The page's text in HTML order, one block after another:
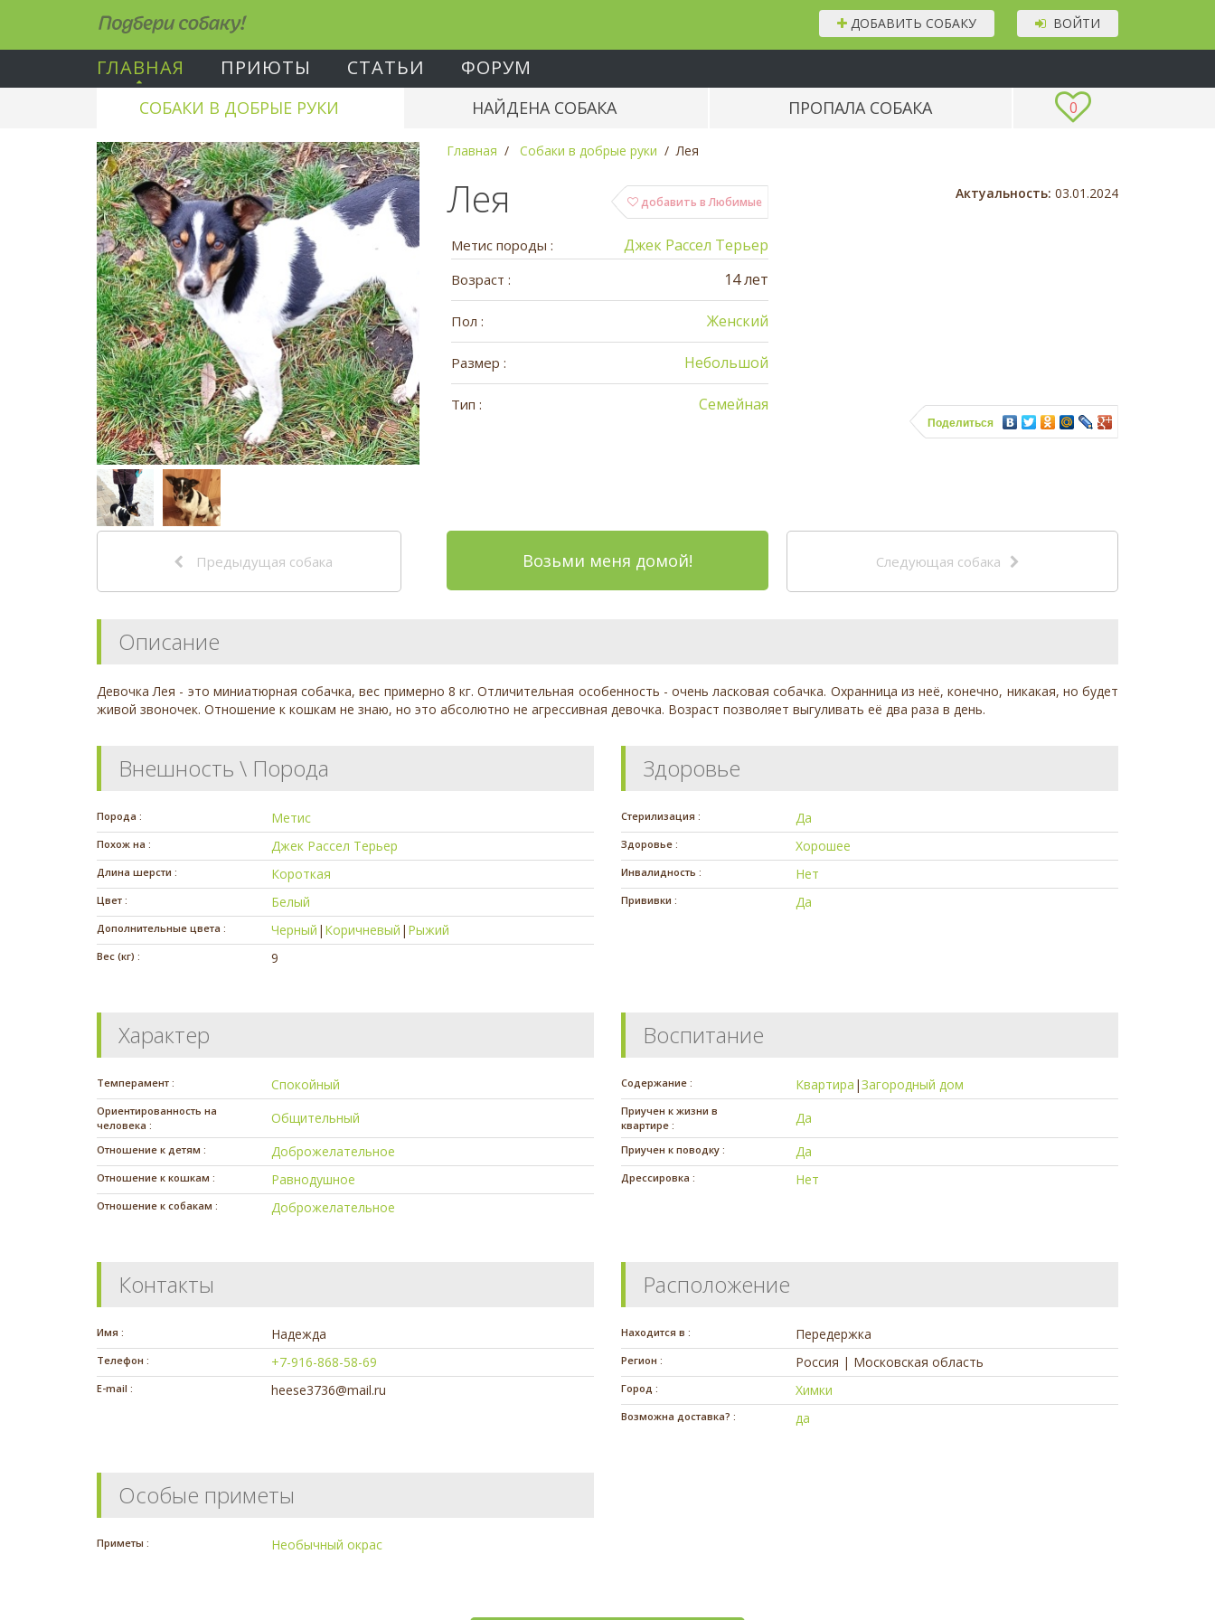
Подбери собаку! ВОЙТИ
ДОБАВИТЬ СОБАКУ
ГЛАВНАЯ ПРИЮТЫ СТАТЬИ ФОРУМ
0
СОБАКИ В ДОБРЫЕ РУКИ НАЙДЕНА СОБАКА ПРОПАЛА СОБАКА
Главная Собаки в добрые руки Лея
добавить в Любимые
Лея
Метис породы : Джек Рассел Терьер
Возраст : 14 лет
Пол : Женский
Размер : Небольшой
Тип : Семейная
Актуальность: 03.01.2024
Поделиться
Предыдущая собака Возьми меня домой! Следующая собака
Описание
Девочка Лея - это миниатюрная собачка, вес примерно 8 кг. Отличительная особенность - очень ласковая собачка. Охранница из неё, конечно, никакая, но будет
живой звоночек. Отношение к кошкам не знаю, но это абсолютно не агрессивная девочка. Возраст позволяет выгуливать её два раза в день.
Внешность \ Порода
Порода : Метис
Похож на : Джек Рассел Терьер
Длина шерсти : Короткая
Цвет : Белый
Дополнительные цвета : Черный | Коричневый | Рыжий
Вес (кг) : 9
Здоровье
Стерилизация : Да
Здоровье : Хорошее
Инвалидность : Нет
Прививки : Да
Характер
Темперамент : Спокойный
Ориентированность на
человека :
Общительный
Отношение к детям : Доброжелательное
Отношение к кошкам : Равнодушное
Отношение к собакам : Доброжелательное
Воспитание
Содержание : Квартира |Загородный дом
Приучен к жизни в
квартире :
Да
Приучен к поводку : Да
Дрессировка : Нет
Контакты
Имя : Надежда
Телефон : +7-916-868-58-69
E-mail : heese3736@mail.ru
Расположение
Находится в : Передержка
Регион : Россия | Московская область
Город : Химки
Возможна доставка? : да
Особые приметы
Приметы : Необычный окрас